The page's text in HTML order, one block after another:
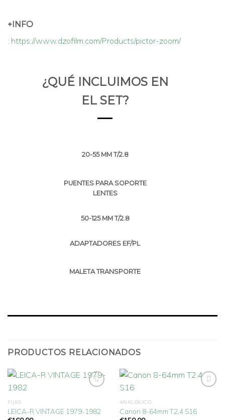
+INFO
: https://www.dzofilm.com/Products/pictor-zoom/
¿QUÉ INCLUIMOS EN
EL SET?
20-55 MM T/2.8
PUENTES PARA SOPORTE
LENTES
50-125 MM T/2.8
ADAPTADORES EF/PL
MALETA TRANSPORTE
PRODUCTOS RELACIONADOS
Añadir
FIJAS
LEICA-R VINTAGE 1979-1982
Añadir
ANALÓGICO
Canon 8-64mm T2.4 S16